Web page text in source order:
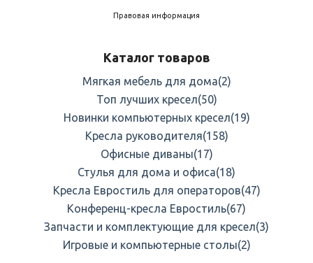
Правовая информация
Каталог товаров
Мягкая мебель для дома(2)
Топ лучших кресел(50)
Новинки компьютерных кресел(19)
Кресла руководителя(158)
Офисные диваны(17)
Стулья для дома и офиса(18)
Кресла Евростиль для операторов(47)
Конференц-кресла Евростиль(67)
Запчасти и комплектующие для кресел(3)
Игровые и компьютерные столы(2)